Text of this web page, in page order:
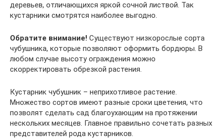
деревьев, отличающихся яркой сочной листвой. Так
кустарники смотрятся наиболее выгодно.
Обратите внимание! Существуют низкорослые сорта
чубушника, которые позволяют оформить бордюры. В
любом случае высоту ограждения можно
скорректировать обрезкой растения.
Кустарник чубушник – неприхотливое растение.
Множество сортов имеют разные сроки цветения, что
позволят сделать сад благоухающим на протяжении
нескольких месяцев. Главное правильно сочетать разных
представителей рода кустарников.